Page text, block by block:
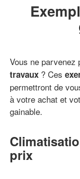
Vous ne parvenez
travaux ? Ces
permettront de
à votre achat et
gainable.
prix